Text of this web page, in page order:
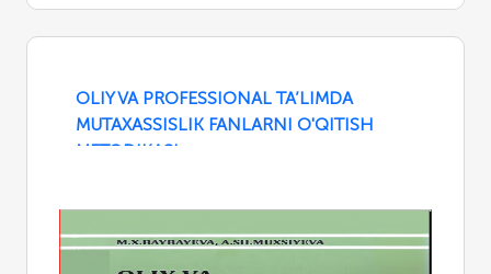
OLIY VA PROFESSIONAL TA’LIMDA
MUTAXASSISLIK FANLARNI O'QITISH
METODIKASI